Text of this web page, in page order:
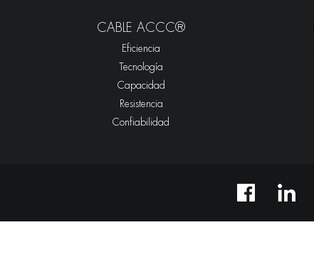
CABLE ACCC®
Eficiencia
Tecnología
Capacidad
Resistencia
Confiabilidad